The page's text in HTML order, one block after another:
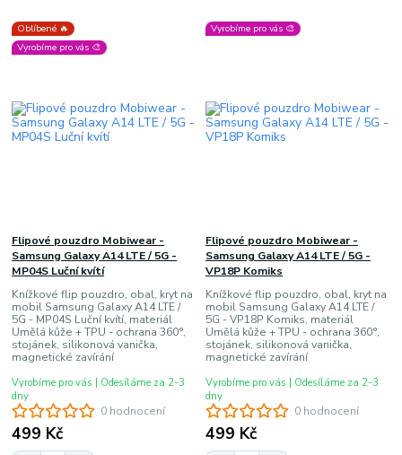
Oblíbené 🔥
Vyrobíme pro vás 🎨
0 hodnocení
Flipové pouzdro Mobiwear -
Samsung Galaxy A14 LTE / 5G -
MP04S Luční kvítí
Knížkové flip pouzdro, obal, kryt na
mobil Samsung Galaxy A14 LTE /
5G - MP04S Luční kvítí, materiál
Umělá kůže + TPU - ochrana 360°,
stojánek, silikonová vanička,
magnetické zavírání
499 Kč
Vyrobíme pro vás | Odesíláme za 2-3
dny
Vyrobíme pro vás 🎨
0 hodnocení
Flipové pouzdro Mobiwear -
Samsung Galaxy A14 LTE / 5G -
VP18P Komiks
Knížkové flip pouzdro, obal, kryt na
mobil Samsung Galaxy A14 LTE /
5G - VP18P Komiks, materiál
Umělá kůže + TPU - ochrana 360°,
stojánek, silikonová vanička,
magnetické zavírání
499 Kč
Vyrobíme pro vás | Odesíláme za 2-3
dny